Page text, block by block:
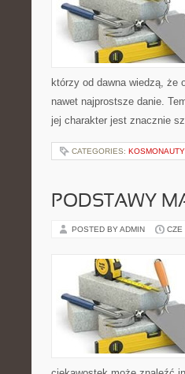
którzy od dawna wiedzą, że
nawet najprostsze danie.
jej charakter jest znacznie
CATEGORIES:
PODSTAWY
POSTED BY ADMIN CZE